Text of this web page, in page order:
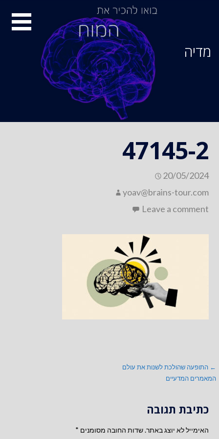
מדיה
47145-2
20/05/2024
yoav@brains-tour.com
Leave a comment
ניווט
← התופעה שהולכת לשנות את עולם
המאמרים המדעיים
כתיבת תגובה
האימייל לא יוצג באתר.שדות החובה מסומנים *